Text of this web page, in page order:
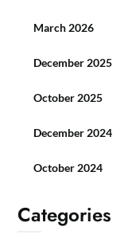
March 2026
December 2025
October 2025
December 2024
October 2024
Categories